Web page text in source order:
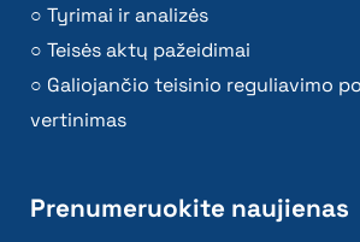
Tyrimai ir analizės
Teisės aktų pažeidimai
Galiojančio teisinio reguliavimo
vertinimas
Prenumeruokite naujienas